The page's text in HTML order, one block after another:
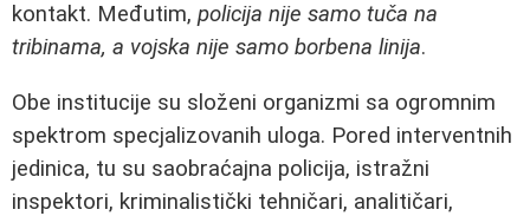
kontakt. Međutim, policija nije samo tuča na
tribinama, a vojska nije samo borbena linija.
Obe institucije su složeni organizmi sa ogromnim
spektrom specjalizovanih uloga. Pored interventnih
jedinica, tu su saobraćajna policija, istražni
inspektori, kriminalistički tehničari, analitičari,